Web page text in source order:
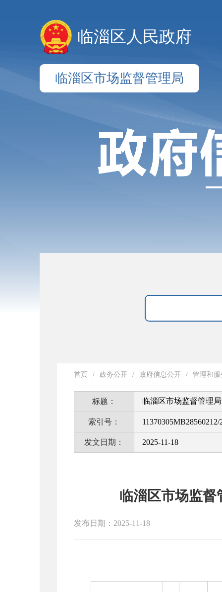
临淄区人民政府
临淄区市场监督管理局
首页 / 政务公开 / 政府信息公开 / 管理和
标题： 临淄区市场监督管理
索引号： 11370305MB28560212/
发文日期： 2025-11-18
临淄区市场监督
发布日期：2025-11-18